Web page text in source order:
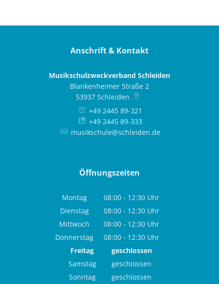
Anschrift & Kontakt
Musikschulzweckverband Schleiden
Blankenheimer Straße 2
53937 Schleiden
+49 2445 89-321
+49 2445 89-333
musikschule@schleiden.de
Öffnungszeiten
Montag 08:00 - 12:30 Uhr
Von 08:00 bis 12:30 Uhr
Dienstag 08:00 - 12:30 Uhr
Von 08:00 bis 12:30 Uhr
Mittwoch 08:00 - 12:30 Uhr
Von 08:00 bis 12:30 Uhr
Donnerstag 08:00 - 12:30 Uhr
Von 08:00 bis 12:30 Uhr
Freitag
geschlossen
Samstag
geschlossen
Sonntag
geschlossen